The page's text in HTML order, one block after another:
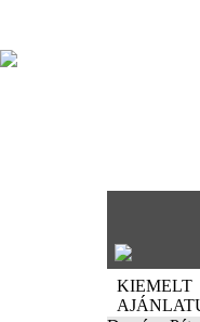
KIEMELT